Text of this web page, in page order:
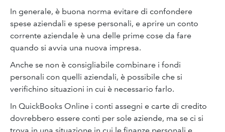
In generale, è buona norma evitare di confondere
spese aziendali e spese personali, e aprire un conto
corrente aziendale è una delle prime cose da fare
quando si avvia una nuova impresa.
Anche se non è consigliabile combinare i fondi
personali con quelli aziendali, è possibile che si
verifichino situazioni in cui è necessario farlo.
In QuickBooks Online i conti assegni e carte di credito
dovrebbero essere conti per sole aziende, ma se ci si